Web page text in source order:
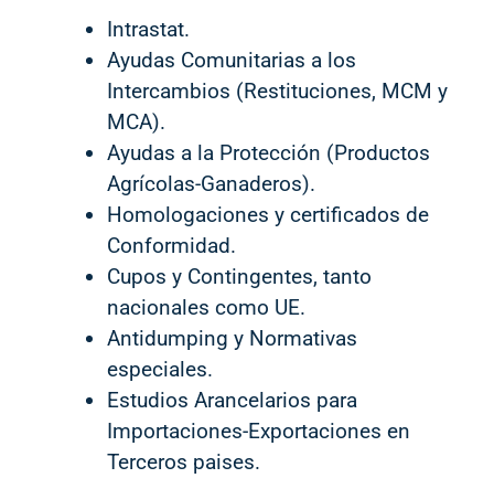
Intrastat.
Ayudas Comunitarias a los
Intercambios (Restituciones, MCM y
MCA).
Ayudas a la Protección (Productos
Agrícolas-Ganaderos).
Homologaciones y certificados de
Conformidad.
Cupos y Contingentes, tanto
nacionales como UE.
Antidumping y Normativas
especiales.
Estudios Arancelarios para
Importaciones-Exportaciones en
Terceros paises.